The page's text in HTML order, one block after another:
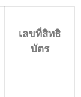
เลขที่สิทธิ
บัตร